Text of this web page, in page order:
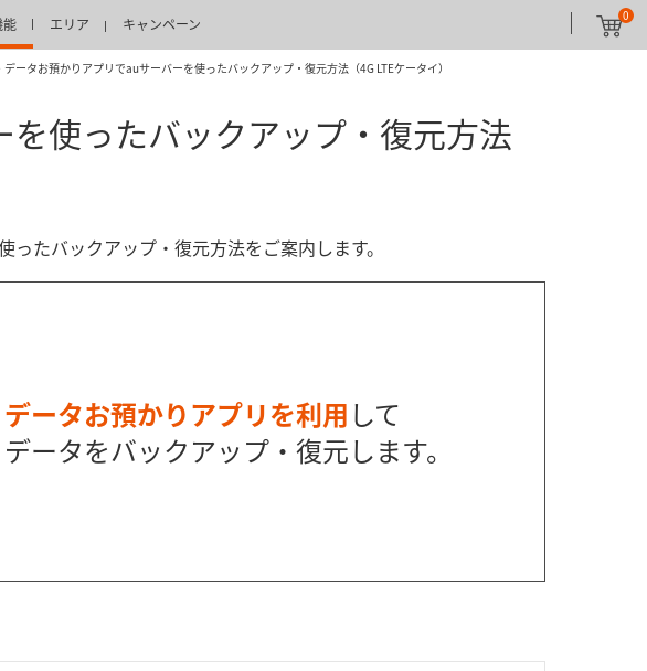
能 エリア キャンペーン 0
データお預かりアプリでauサーバーを使ったバックアップ・復元方法（4G LTEケータイ）
使ったバックアップ・復元方法
たバックアップ・復元方法をご案内します。
データお預かりアプリを利用 して
データをバックアップ・復元します。